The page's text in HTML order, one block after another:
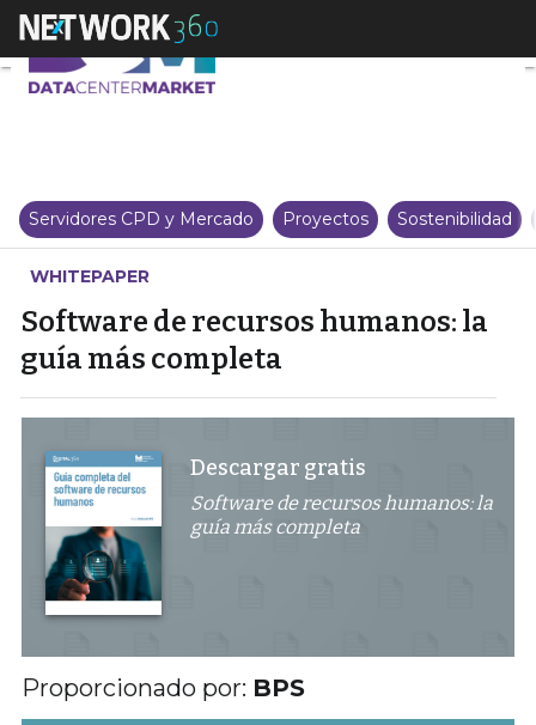
Software de recursos
Servidores CPD y Mercado Proyectos Sostenibilidad
WHITEPAPER
Software de recursos humanos: la
guía más completa
Descargar gratis
Software de recursos humanos: la
guía más completa
Proporcionado por: BPS